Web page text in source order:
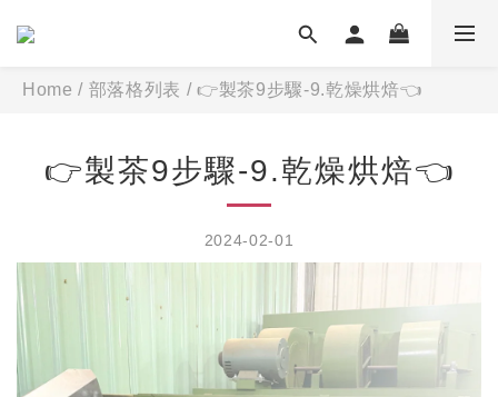
Home / 部落格列表 /👉製茶9步驟-9.乾燥烘焙👈
👉製茶9步驟-9.乾燥烘焙👈
2024-02-01